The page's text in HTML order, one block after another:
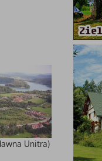
Unitra)